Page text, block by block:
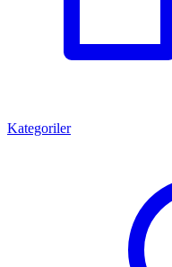
Kategoriler